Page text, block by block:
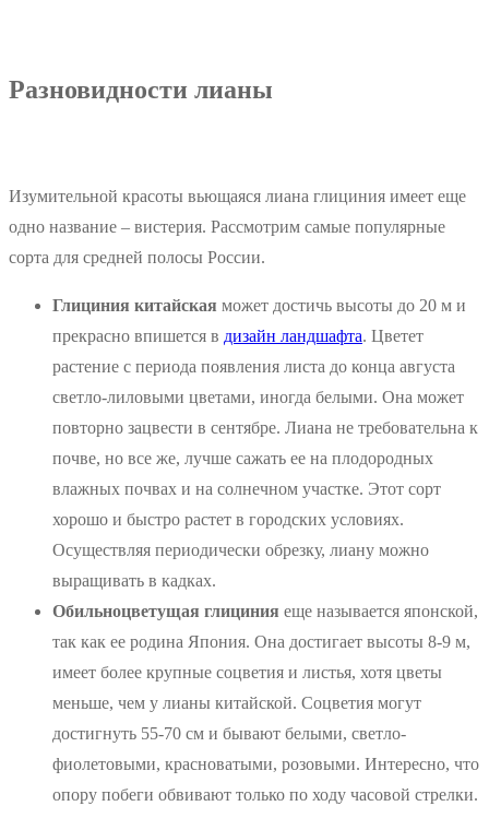
Разновидности лианы
Изумительной красоты вьющаяся лиана глициния имеет еще
одно название – вистерия. Рассмотрим самые популярные
сорта для средней полосы России.
Глициния китайская может достичь высоты до 20 м и
прекрасно впишется в дизайн ландшафта. Цветет
растение с периода появления листа до конца августа
светло-лиловыми цветами, иногда белыми. Она может
повторно зацвести в сентябре. Лиана не требовательна к
почве, но все же, лучше сажать ее на плодородных
влажных почвах и на солнечном участке. Этот сорт
хорошо и быстро растет в городских условиях.
Осуществляя периодически обрезку, лиану можно
выращивать в кадках.
Обильноцветущая глициния еще называется японской,
так как ее родина Япония. Она достигает высоты 8-9 м,
имеет более крупные соцветия и листья, хотя цветы
меньше, чем у лианы китайской. Соцветия могут
достигнуть 55-70 см и бывают белыми, светло-
фиолетовыми, красноватыми, розовыми. Интересно, что
опору побеги обвивают только по ходу часовой стрелки.